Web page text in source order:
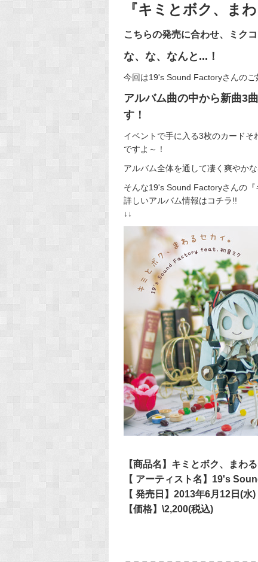
『キミとボク、ま
こちらの発売に合わせ、ミク
な、な、なんと...！
今回は19's Sound Factoryさんのご
アルバム曲の中から新曲3
す！
イベントで手に入る3枚のカード
ですよ～！
アルバム全体を通して凄く爽やか
そんな19's Sound Factoryさんの『
詳しいアルバム情報はコチラ!!
↓↓
【商品名】キミとボク、まわる
【 アーティスト名】19's
【 発売日】2013年6月12日(水)
【価格】\2,200(税込)